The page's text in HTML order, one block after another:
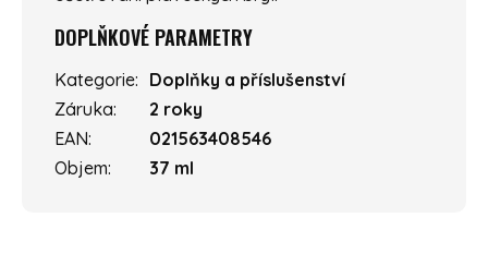
DOPLŇKOVÉ PARAMETRY
Kategorie: Doplňky a příslušenství
Záruka:
2 roky
EAN:
021563408546
Objem: 37 ml